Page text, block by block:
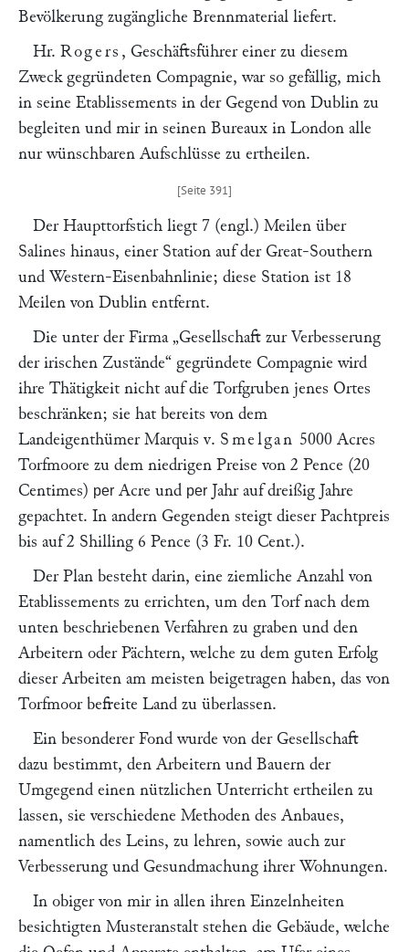
Bevölkerung zugängliche Brennmaterial liefert.
Hr. Rogers , Geschäftsführer einer zu diesem
Zweck gegründeten Compagnie, war so gefällig, mich
in seine Etablissements in der Gegend von Dublin zu
begleiten und mir in seinen Bureaux in London alle
nur wünschbaren Aufschlüsse zu ertheilen.
Der Haupttorfstich liegt 7 (engl.) Meilen über
Salines hinaus, einer Station auf der Great-Southern
und Western-Eisenbahnlinie; diese Station ist 18
Meilen von Dublin entfernt.
Die unter der Firma „Gesellschaft zur Verbesserung
der irischen Zustände“ gegründete Compagnie wird
ihre Thätigkeit nicht auf die Torfgruben jenes Ortes
beschränken; sie hat bereits von dem
Landeigenthümer Marquis v. Smelgan 5000 Acres
Torfmoore zu dem niedrigen Preise von 2 Pence (20
Centimes) per Acre und per Jahr auf dreißig Jahre
gepachtet. In andern Gegenden steigt dieser Pachtpreis
bis auf 2 Shilling 6 Pence (3 Fr. 10 Cent.).
Der Plan besteht darin, eine ziemliche Anzahl von
Etablissements zu errichten, um den Torf nach dem
unten beschriebenen Verfahren zu graben und den
Arbeitern oder Pächtern, welche zu dem guten Erfolg
dieser Arbeiten am meisten beigetragen haben, das von
Torfmoor befreite Land zu überlassen.
Ein besonderer Fond wurde von der Gesellschaft
dazu bestimmt, den Arbeitern und Bauern der
Umgegend einen nützlichen Unterricht ertheilen zu
lassen, sie verschiedene Methoden des Anbaues,
namentlich des Leins, zu lehren, sowie auch zur
Verbesserung und Gesundmachung ihrer Wohnungen.
In obiger von mir in allen ihren Einzelnheiten
besichtigten Musteranstalt stehen die Gebäude, welche